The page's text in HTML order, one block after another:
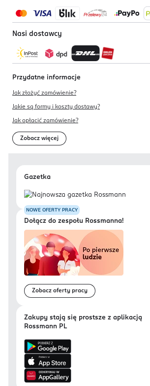
Nasi dostawcy
Przydatne informacje
Jak złożyć zamówienie?
Jakie są formy i koszty dostawy?
Jak opłacić zamówienie?
Zobacz więcej
Gazetka
NOWE OFERTY PRACY
Dołącz do zespołu Rossmanna!
Zobacz oferty pracy
Zakupy stają się prostsze z aplikacją
Rossmann PL